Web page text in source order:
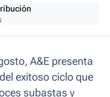
A&E presenta
exitoso ciclo que
subastas y